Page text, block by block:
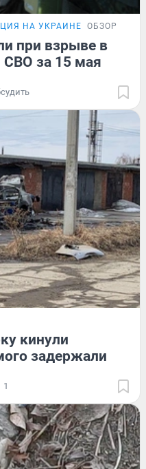
НА УКРАИНЕ ОБЗОР
при взрыве в
СВО за 15 мая
кинули
задержали
1